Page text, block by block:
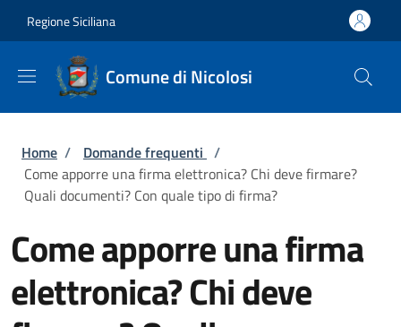
Regione Siciliana
Comune di Nicolosi
Briciole di pane
Home / Domande frequenti /
Come apporre una firma elettronica? Chi deve firmare?
Quali documenti? Con quale tipo di firma?
Come apporre una firma
elettronica? Chi deve